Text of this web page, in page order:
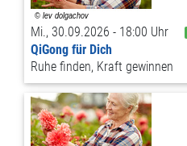
Mi., 30.09.2026 - 18:00 Uhr
QiGong für Dich
Ruhe finden, Kraft gewinnen